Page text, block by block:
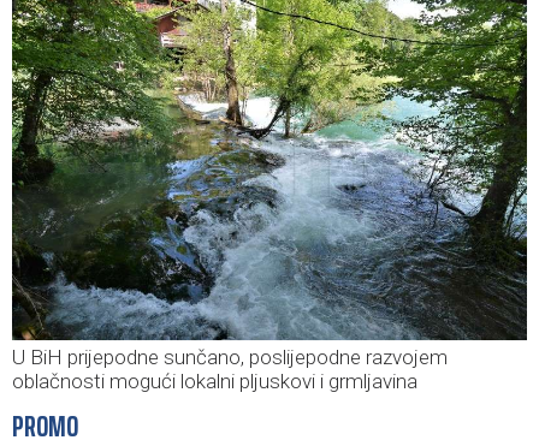
U BiH prijepodne sunčano, poslijepodne razvojem
oblačnosti mogući lokalni pljuskovi i grmljavina
PROMO